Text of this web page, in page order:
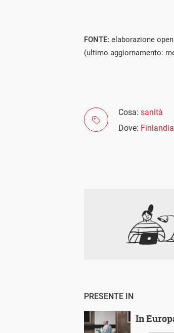
FONTE: elaborazione
(ultimo aggiornamento:
Cosa: sanità
Dove: Finlandia
PRESENTE IN
In